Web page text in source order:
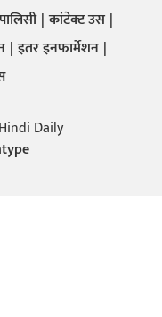
कांटेक्ट उस
इतर इनफार्मेशन
Daily